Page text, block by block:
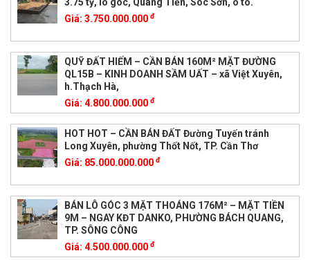
3.75 tỷ, lô góc, Quang Tiến, Sóc Sơn, ô tô.
Giá: 3.750.000.000 đ
QUỸ ĐẤT HIẾM – CẦN BÁN 160M² MẶT ĐƯỜNG
QL15B – KINH DOANH SẦM UẤT – xã Việt Xuyên,
h.Thạch Hà,
Giá: 4.800.000.000 đ
HOT HOT – CẦN BÁN ĐẤT Đường Tuyến tránh
Long Xuyên, phường Thốt Nốt, TP. Cần Thơ
Giá: 85.000.000.000 đ
BÁN LÔ GÓC 3 MẶT THOÁNG 176M² – MẶT TIỀN
9M – NGAY KĐT DANKO, PHƯỜNG BÁCH QUANG,
TP. SÔNG CÔNG
Giá: 4.500.000.000 đ